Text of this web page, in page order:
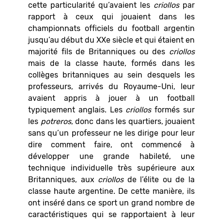
cette particularité qu’avaient les criollospar
rapport à ceux qui jouaient dans les
championnats officiels du football argentin
jusqu’au début du XXe siècle et qui étaient en
majorité fils de Britanniques ou des criollos
mais de la classe haute, formés dans les
collèges britanniques au sein desquels les
professeurs, arrivés du Royaume-Uni, leur
avaient appris à jouer à un football
typiquement anglais. Les criollosformés sur
les potreros, donc dans les quartiers, jouaient
sans qu’un professeur ne les dirige pour leur
dire comment faire, ont commencé à
développer une grande habileté, une
technique individuelle très supérieure aux
Britanniques, aux criollosde l’élite ou de la
classe haute argentine. De cette manière, ils
ont inséré dans ce sport un grand nombre de
caractéristiques qui se rapportaient à leur